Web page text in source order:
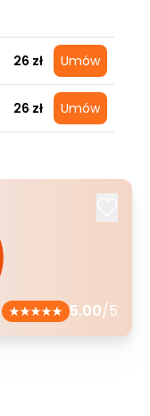
26 zł Umów
26 zł Umów
5.00/5